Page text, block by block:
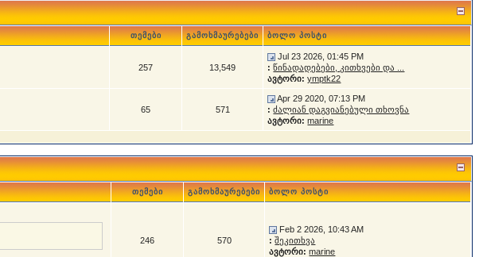
თემები გამოხმაურებები ბოლო პოსტი
257 13,549
Jul 23 2026, 01:45 PM
: წინადადებები, კითხვები და ...
ავტორი: ymptk22
65 571
Apr 29 2020, 07:13 PM
: ძალიან დაგვიანებული თხოვნა
ავტორი: marine
თემები გამოხმაურებები ბოლო პოსტი
246 570
Feb 2 2026, 10:43 AM
: შეკითხვა
ავტორი: marine